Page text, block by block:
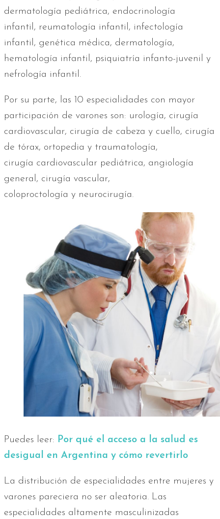
dermatología pediátrica, endocrinología
infantil, reumatología infantil, infectología
infantil, genética médica, dermatología,
hematología infantil, psiquiatría infanto-juvenil y
nefrología infantil.
Por su parte, las 10 especialidades con mayor
participación de varones son: urología, cirugía
cardiovascular, cirugía de cabeza y cuello, cirugía
de tórax, ortopedia y traumatología,
cirugía cardiovascular pediátrica, angiología
general, cirugía vascular,
coloproctología y neurocirugía.
Puedes leer: Por qué el acceso a la salud es
desigual en Argentina y cómo revertirlo
La distribución de especialidades entre mujeres y
varones pareciera no ser aleatoria. Las
especialidades altamente masculinizadas